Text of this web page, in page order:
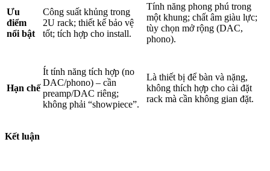
Ưu
điểm
nổi bật
Công suất khủng trong
2U rack; thiết kế bảo vệ
tốt; tích hợp cho install.
Tính năng phong phú trong
một khung; chất âm giàu lực;
tùy chọn mở rộng (DAC,
phono).
Hạn chế
Ít tính năng tích hợp (no
DAC/phono) – cần
preamp/DAC riêng;
không phải “showpiece”.
Là thiết bị để bàn và nặng,
không thích hợp cho cài đặt
rack mà cần không gian đặt.
Kết luận